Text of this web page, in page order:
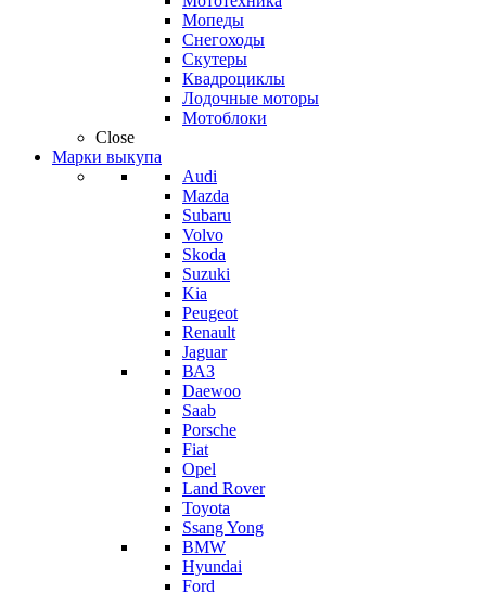
Мопеды
Снегоходы
Скутеры
Квадроциклы
Лодочные моторы
Мотоблоки
Close
Марки выкупа
Audi
Mazda
Subaru
Volvo
Skoda
Suzuki
Kia
Peugeot
Renault
Jaguar
ВАЗ
Daewoo
Saab
Porsche
Fiat
Opel
Land Rover
Toyota
Ssang Yong
BMW
Hyundai
Ford